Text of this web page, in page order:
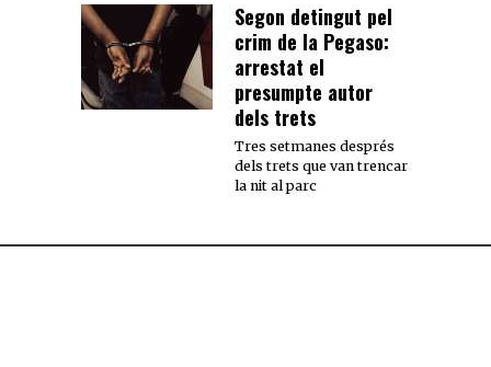
Segon detingut pel
crim de la Pegaso:
arrestat el
presumpte autor
dels trets
Tres setmanes després
dels trets que van trencar
la nit al parc